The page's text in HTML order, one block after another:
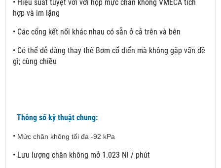
• Hiệu suất tuyệt vời với hộp mực chân không VMECA tích
hợp và im lặng
• Các cổng kết nối khác nhau có sẵn ở cả trên và bên
• Có thể dễ dàng thay thế Bơm cổ điển mà không gặp vấn đề
gì; cùng chiều
Thông số kỹ thuật chung:
• Mức chân không tối đa -92 kPa
• Lưu lượng chân không mở 1.023 Nl / phút